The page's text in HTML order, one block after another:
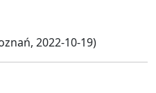
2022-10-19)